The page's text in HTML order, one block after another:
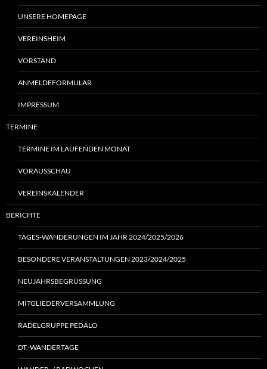
UNSERE HOMEPAGE
VEREINSHEIM
VORSTAND
ANMELDEFORMULAR
IMPRESSUM
TERMINE
TERMINE IM LAUFENDEN MONAT
VORAUSSCHAU
VEREINSKALENDER
BERICHTE
TAGES-WANDERUNGEN IM JAHR 2024/2025/2026
BESONDERE VERANSTALTUNGEN 2023/2024/2025
NEUJAHRSBEGRÜSSUNG
MITGLIEDERVERSAMMLUNG
RADELGRUPPE PEDALO
DT.-WANDERTAGE